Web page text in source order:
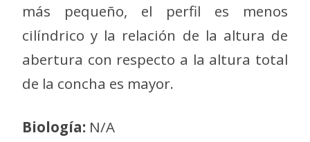
más pequeño, el perfil es menos
cilíndrico y la relación de la altura de
abertura con respecto a la altura total
de la concha es mayor.
Biología: N/A